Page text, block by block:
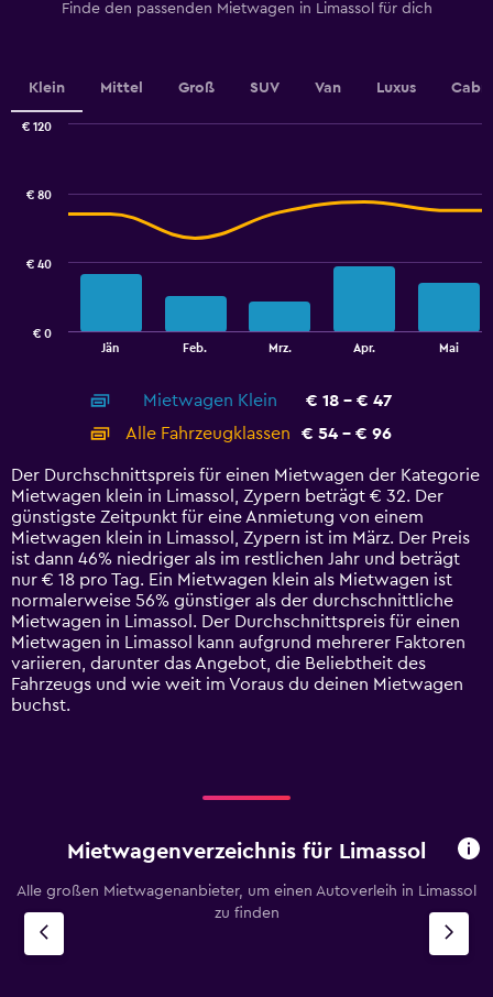
values.
Range:
0
Finde den passenden Mietwagen in Limassol für dich
Klein Mittel Groß SUV Van Luxus
displaying
categories.
14
categories.
The
chart
has
1
Y
axis
displaying
values.
Range:
0
to
Jän Feb. Mrz. Apr. Mai
€ 0
€ 40
€ 80
€ 120
Mietwagen Klein
€ 18 - € 47
Alle Fahrzeugklassen
€ 54 - € 96
Der Durchschnittspreis für einen Mietwagen der Kategorie
Mietwagen klein in Limassol, Zypern beträgt € 32. Der
günstigste Zeitpunkt für eine Anmietung von einem
Mietwagen klein in Limassol, Zypern ist im März. Der Preis
ist dann 46% niedriger als im restlichen Jahr und beträgt
nur € 18 pro Tag. Ein Mietwagen klein als Mietwagen ist
normalerweise 56% günstiger als der durchschnittliche
Mietwagen in Limassol. Der Durchschnittspreis für einen
Mietwagen in Limassol kann aufgrund mehrerer Faktoren
variieren, darunter das Angebot, die Beliebtheit des
Fahrzeugs und wie weit im Voraus du deinen Mietwagen
buchst.
Mietwagenverzeichnis für Limassol
Alle großen Mietwagenanbieter, um einen Autoverleih in Limassol
zu finden